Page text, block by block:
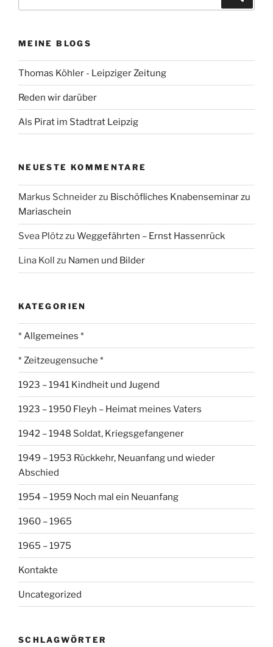
MEINE BLOGS
Thomas Köhler - Leipziger Zeitung
Reden wir darüber
Als Pirat im Stadtrat Leipzig
NEUESTE KOMMENTARE
Markus Schneiderzu Bischöfliches Knabenseminar zu
Mariaschein
Svea Plötzzu Weggefährten – Ernst Hassenrück
Lina Koll zu Namen und Bilder
KATEGORIEN
* Allgemeines *
* Zeitzeugensuche *
1923 – 1941 Kindheit und Jugend
1923 – 1950 Fleyh – Heimat meines Vaters
1942 – 1948 Soldat, Kriegsgefangener
1949 – 1953 Rückkehr, Neuanfang und wieder
Abschied
1954 – 1959 Noch mal ein Neuanfang
1960 – 1965
1965 – 1975
Kontakte
Uncategorized
SCHLAGWÖRTER